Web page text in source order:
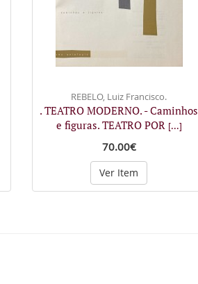
REBELO, Luiz Francisco.
. TEATRO MODERNO. - Caminhos
e figuras. TEATRO POR [...]
70.00€
Ver Item